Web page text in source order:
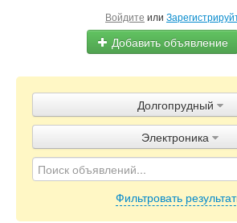
Войдите или
Добавить объявление
Объявления
Блог
Долгопрудный
Электроника
Фильтровать